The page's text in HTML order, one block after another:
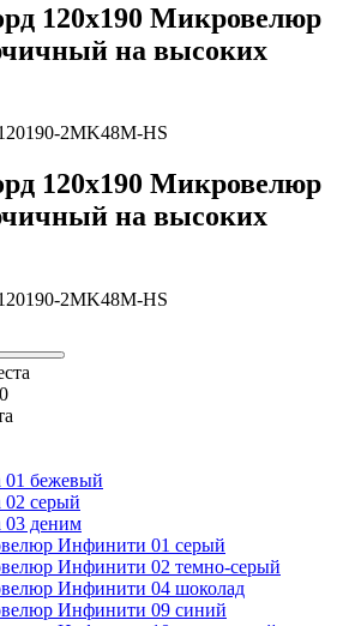
120х190 Микровелюр
на высоких
2MK48M-HS
120х190 Микровелюр
на высоких
2MK48M-HS